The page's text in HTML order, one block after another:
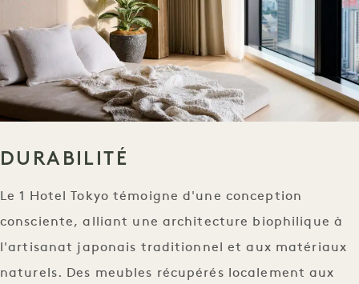
DURABILITÉ
Le 1 Hotel Tokyo témoigne d'une conception
consciente, alliant une architecture biophilique à
l'artisanat japonais traditionnel et aux matériaux
naturels. Des meubles récupérés localement aux